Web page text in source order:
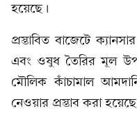
হয়েছে।
প্রস্তাবিত বাজেটে
এবং ওষুধ তৈরির মূল
মৌলিক কাঁচামাল
নেওয়ার প্রস্তাব করা